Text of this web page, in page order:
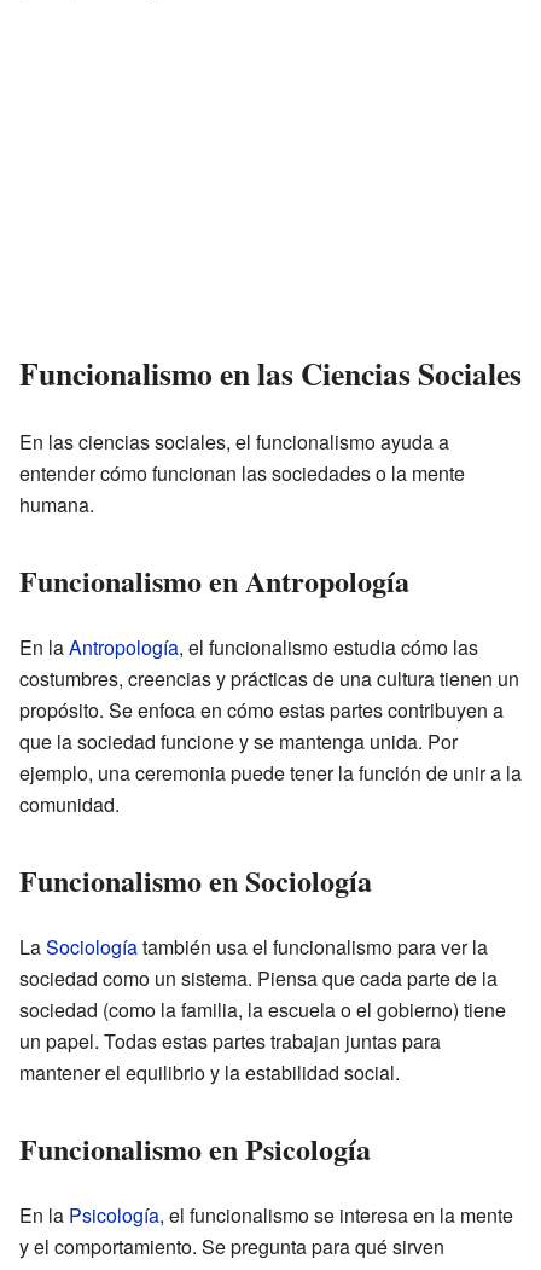
Funcionalismo en las Ciencias Sociales
En las ciencias sociales, el funcionalismo ayuda a
entender cómo funcionan las sociedades o la mente
humana.
Funcionalismo en Antropología
En laAntropología, el funcionalismo estudia cómo las
costumbres, creencias y prácticas de una cultura tienen un
propósito. Se enfoca en cómo estas partes contribuyen a
que la sociedad funcione y se mantenga unida. Por
ejemplo, una ceremonia puede tener la función de unir a la
comunidad.
Funcionalismo en Sociología
LaSociologíatambién usa el funcionalismo para ver la
sociedad como un sistema. Piensa que cada parte de la
sociedad (como la familia, la escuela o el gobierno) tiene
un papel. Todas estas partes trabajan juntas para
mantener el equilibrio y la estabilidad social.
Funcionalismo en Psicología
En la Psicología, el funcionalismo se interesa en la mente
y el comportamiento. Se pregunta para qué sirven